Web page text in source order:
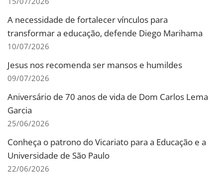
A necessidade de fortalecer vínculos para
transformar a educação, defende Diego Marihama
10/07/2026
Jesus nos recomenda ser mansos e humildes
09/07/2026
Aniversário de 70 anos de vida de Dom Carlos Lema
Garcia
25/06/2026
Conheça o patrono do Vicariato para a Educação e a
Universidade de São Paulo
22/06/2026